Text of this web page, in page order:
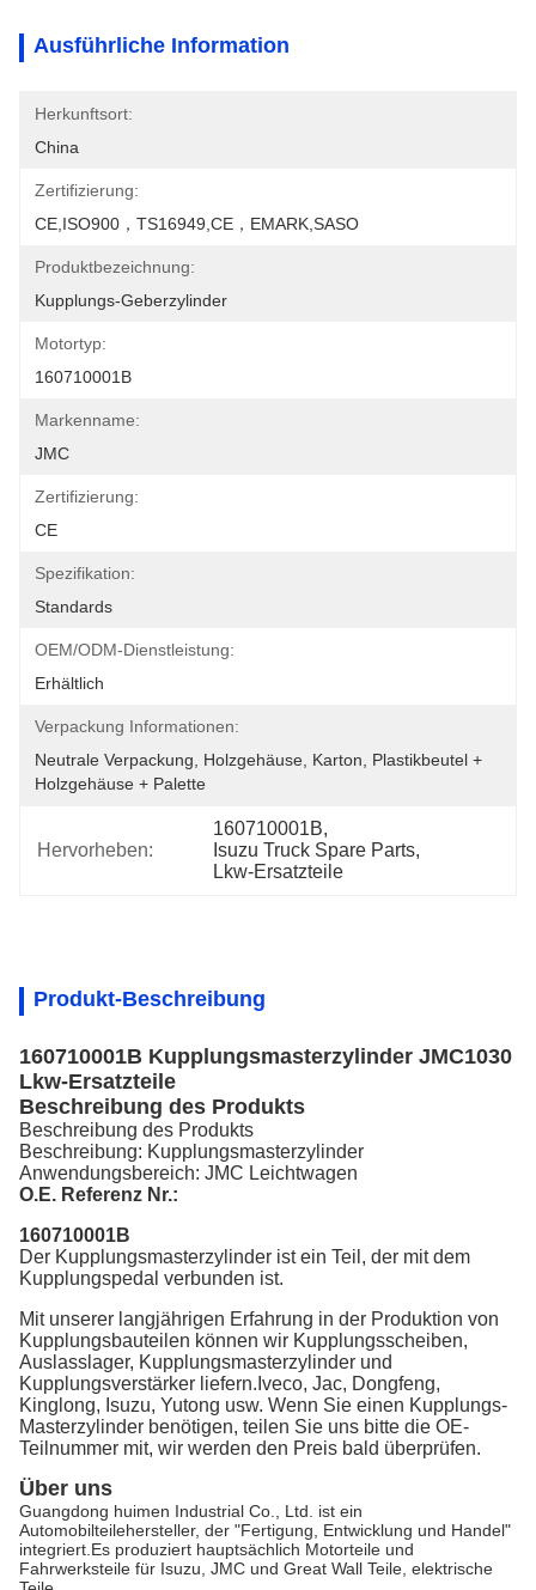
Ausführliche Information
Herkunftsort:
China
Zertifizierung:
CE,ISO900，TS16949,CE，EMARK,SASO
Produktbezeichnung:
Kupplungs-Geberzylinder
Motortyp:
160710001B
Markenname:
JMC
Zertifizierung:
CE
Spezifikation:
Standards
OEM/ODM-Dienstleistung:
Erhältlich
Verpackung Informationen:
Neutrale Verpackung, Holzgehäuse, Karton, Plastikbeutel +
Holzgehäuse + Palette
Hervorheben:
160710001B,
Isuzu Truck Spare Parts,
Lkw-Ersatzteile
Produkt-Beschreibung
160710001B Kupplungsmasterzylinder JMC1030
Lkw-Ersatzteile
Beschreibung des Produkts
Beschreibung des Produkts
Beschreibung: Kupplungsmasterzylinder
Anwendungsbereich: JMC Leichtwagen
O.E. Referenz Nr.:
160710001B
Der Kupplungsmasterzylinder ist ein Teil, der mit dem
Kupplungspedal verbunden ist.
Mit unserer langjährigen Erfahrung in der Produktion von
Kupplungsbauteilen können wir Kupplungsscheiben,
Auslasslager, Kupplungsmasterzylinder und
Kupplungsverstärker liefern.Iveco, Jac, Dongfeng,
Kinglong, Isuzu, Yutong usw. Wenn Sie einen Kupplungs-
Masterzylinder benötigen, teilen Sie uns bitte die OE-
Teilnummer mit, wir werden den Preis bald überprüfen.
Über uns
Guangdong huimen Industrial Co., Ltd. ist ein
Automobilteilehersteller, der "Fertigung, Entwicklung und Handel"
integriert.Es produziert hauptsächlich Motorteile und
Fahrwerksteile für Isuzu, JMC und Great Wall Teile, elektrische